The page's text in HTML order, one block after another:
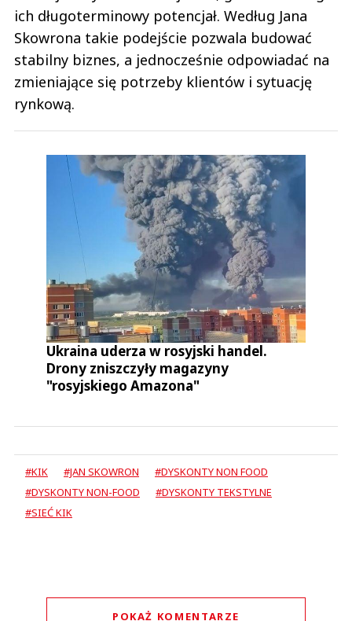
ich długoterminowy potencjał. Według Jana
Skowrona takie podejście pozwala budować
stabilny biznes, a jednocześnie odpowiadać na
zmieniające się potrzeby klientów i sytuację
rynkową.
Ukraina uderza w rosyjski handel.
Drony zniszczyły magazyny
"rosyjskiego Amazona"
#KIK #JAN SKOWRON
#DYSKONTY NON FOOD
#DYSKONTY NON-FOOD
#DYSKONTY TEKSTYLNE
#SIEĆ KIK
POKAŻ KOMENTARZE